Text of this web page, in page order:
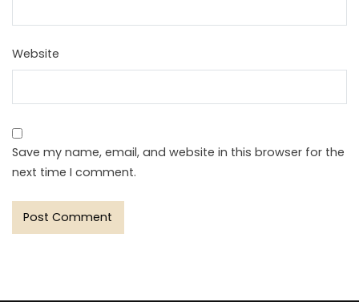
Website
Save my name, email, and website in this browser for the
next time I comment.